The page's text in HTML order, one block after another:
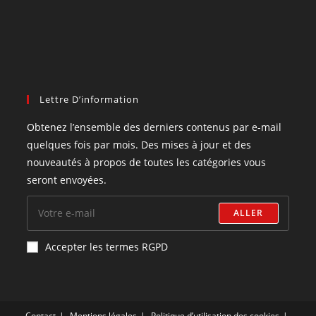
Lettre D’information
Obtenez l’ensemble des derniers contenus par e-mail
quelques fois par mois. Des mises à jour et des
nouveautés à propos de toutes les catégories vous
seront envoyées.
ALLER
Accepter les termes RGPD